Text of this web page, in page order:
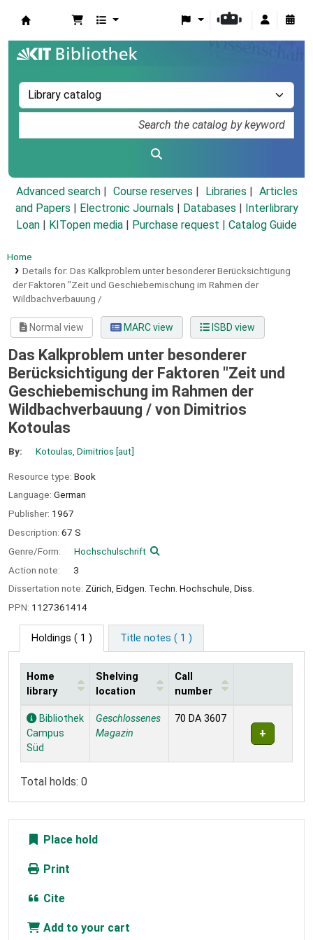
Advanced search Course reserves Libraries
Articles
and Papers
Electronic Journals Databases
Interlibrary
Loan
KITopen media Purchase request | Catalog Guide
Home
Details for: Das Kalkproblem unter besonderer Berücksichtigung
der Faktoren "Zeit und Geschiebemischung im Rahmen der
Wildbachverbauung /
Normal view MARC view ISBD view
Das Kalkproblem unter besonderer
Berücksichtigung der Faktoren "Zeit und
Geschiebemischung im Rahmen der
Wildbachverbauung / von Dimitrios
Kotoulas
By: Kotoulas, Dimitrios [aut]
Resource type: Book
Language: German
Publisher: 1967
Description: 67 S
Genre/Form:
Hochschulschrift
Action note:
3
Dissertation note: Zürich, Eidgen. Techn. Hochschule, Diss.
PPN: 1127361414
Holdings ( 1 ) Title notes ( 1 )
Holdings
Home
library
Shelving
location
Call
number
Bibliothek
Campus
Süd
Geschlossenes
Magazin
70 DA 3607
Total holds: 0
Place hold
Print
Cite
Add to your cart